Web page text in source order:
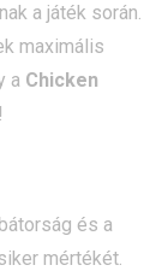
a játék során.
maximális
a Chicken
és a
mértékét.